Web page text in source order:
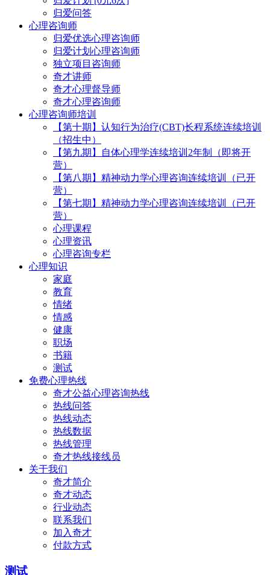
归爱问答
心理咨询师
归爱优选心理咨询师
归爱计划心理咨询师
独立项目咨询师
奇才讲师
奇才心理督导师
奇才心理咨询师
心理咨询师培训
【第十期】认知行为治疗(CBT)长程系统连续培训
（招生中）
【第九期】自体心理学连续培训2年制（即将开
营）
【第八期】精神动力学心理咨询连续培训（已开
营）
【第七期】精神动力学心理咨询连续培训（已开
营）
心理课程
心理资讯
心理咨询专栏
心理知识
家庭
教育
情绪
情感
健康
职场
书籍
测试
免费心理热线
奇才公益心理咨询热线
热线问答
热线动态
热线数据
热线管理
奇才热线接线员
关于我们
奇才简介
奇才动态
行业动态
联系我们
加入奇才
付款方式
测试